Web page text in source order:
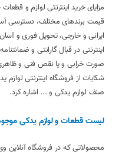
مزایای خرید اینترنتی لوازم و
قیمت برندهای مختلف، دسترسی
ایرانی و خارجی، تحویل فوری و
اینترنتی در قبال گارانتی و
صورت خرابی و یا نقص فنی و
شکایات از فروشگاه اینترنتی لوازم
صنف لوازم یدکی و ... اشاره کرد.
لیست قطعات و لوازم یدکی
محصولاتی که در فروشگاه